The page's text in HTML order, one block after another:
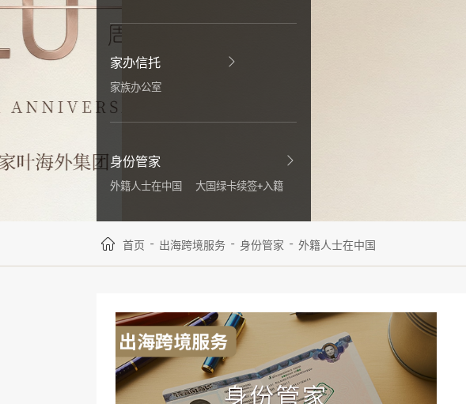
家办信托
家族办公室
身份管家
外籍人士在中国 大国绿卡续签+入籍
首页 - 出海跨境服务 - 身份管家 - 外籍人士在中国